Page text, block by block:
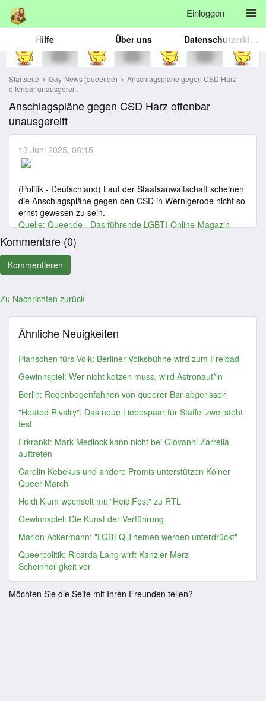
Einloggen
Hilfe Über uns Datenschutzerklärung
Startseite Gay-News (queer.de)
Anschlagspläne gegen CSD Harz
offenbar unausgereift
Anschlagspläne gegen CSD Harz offenbar
unausgereift
13 Juni 2025, 08:15
(Politik - Deutschland) Laut der Staatsanwaltschaft scheinen
die Anschlagspläne gegen den CSD in Wernigerode nicht so
ernst gewesen zu sein.
Quelle:Queer.de - Das führende LGBTI-Online-Magazin
Kommentare (0)
Zu Nachrichten zurück
Ähnliche Neuigkeiten
Planschen fürs Volk: Berliner Volksbühne wird zum Freibad
Gewinnspiel: Wer nicht kotzen muss, wird Astronaut*in
Berlin: Regenbogenfahnen von queerer Bar abgerissen
"Heated Rivalry": Das neue Liebespaar für Staffel zwei steht
fest
Erkrankt: Mark Medlock kann nicht bei Giovanni Zarrella
auftreten
Carolin Kebekus und andere Promis unterstützen Kölner
Queer March
Heidi Klum wechselt mit "HeidiFest" zu RTL
Gewinnspiel: Die Kunst der Verführung
Marion Ackermann: "LGBTQ-Themen werden unterdrückt"
Queerpolitik: Ricarda Lang wirft Kanzler Merz
Scheinheiligkeit vor
Möchten Sie die Seite mit Ihren Freunden teilen?